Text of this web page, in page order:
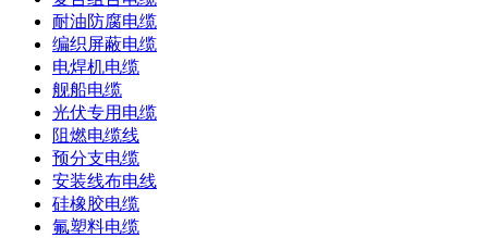
耐油防腐电缆
编织屏蔽电缆
电焊机电缆
舰船电缆
光伏专用电缆
阻燃电缆线
预分支电缆
安装线布电线
硅橡胶电缆
氟塑料电缆